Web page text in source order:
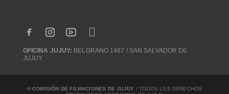
OFICINA JUJUY: BELGRANO 1487 / SAN SALVADOR DE
JUJUY
© COMISIÓN DE FILMACIONES DE JUJUY / TODOS LOS DERECHOS